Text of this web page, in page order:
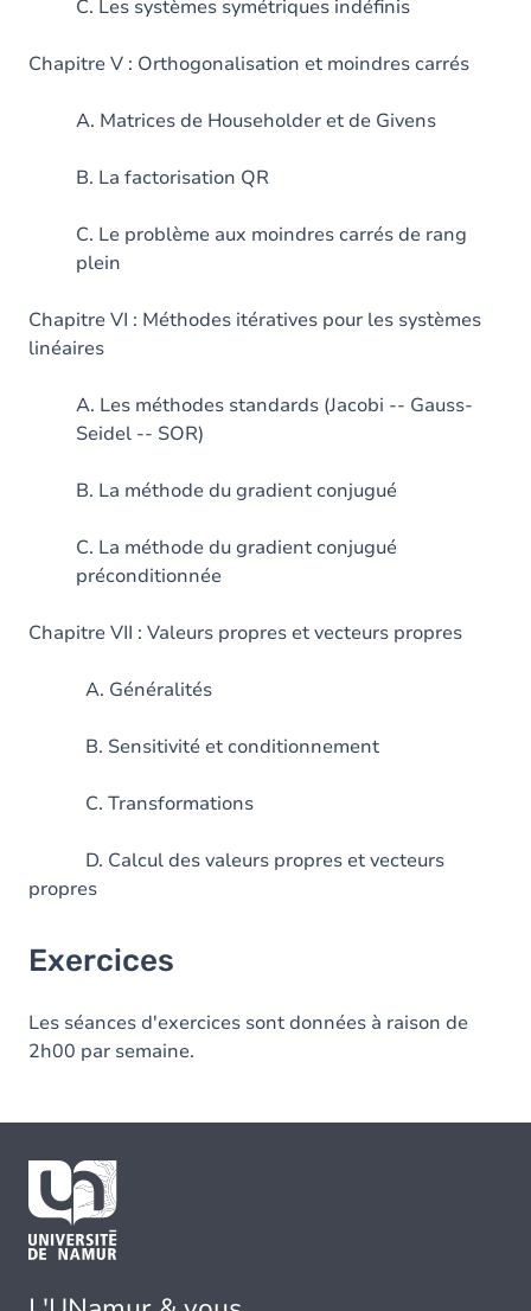
C. Les systèmes symétriques indéfinis
Chapitre V : Orthogonalisation et moindres carrés
A. Matrices de Householder et de Givens
B. La factorisation QR
C. Le problème aux moindres carrés de rang
plein
Chapitre VI : Méthodes itératives pour les systèmes
linéaires
A. Les méthodes standards (Jacobi -- Gauss-
Seidel -- SOR)
B. La méthode du gradient conjugué
C. La méthode du gradient conjugué
préconditionnée
Chapitre VII : Valeurs propres et vecteurs propres
A. Généralités
B. Sensitivité et conditionnement
C. Transformations
D. Calcul des valeurs propres et vecteurs
propres
Exercices
Les séances d'exercices sont données à raison de
2h00 par semaine.